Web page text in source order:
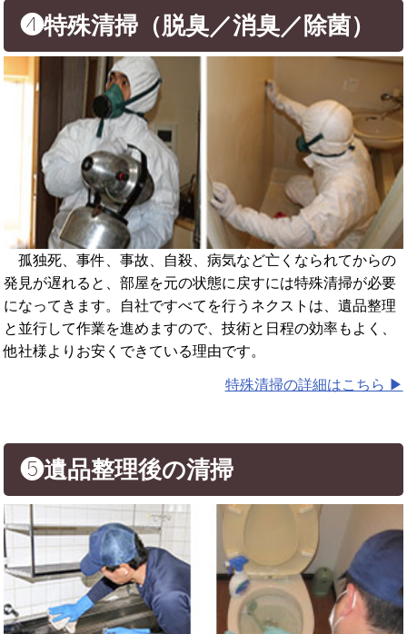
❹特殊清掃（脱臭／消臭／除菌）
孤独死、事件、事故、自殺、病気など亡くなられてからの
発見が遅れると、部屋を元の状態に戻すには特殊清掃が必要
になってきます。自社ですべてを行うネクストは、遺品整理
と並行して作業を進めますので、技術と日程の効率もよく、
他社様よりお安くできている理由です。
特殊清掃の詳細はこちら ▶︎
❺遺品整理後の清掃